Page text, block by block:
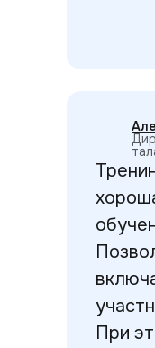
При